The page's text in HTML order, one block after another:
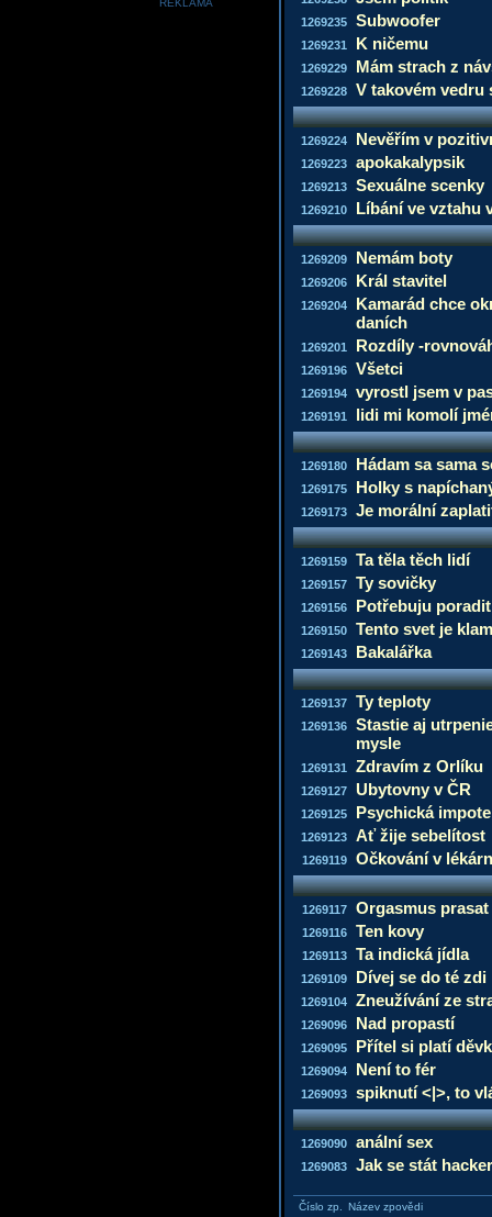
1269235 Subwoofer
1269231 K ničemu
1269229 Mám strach z
1269228 V takovém vedru
1269224 Nevěřím v
1269223 apokakalypsik
1269213 Sexuálne scenky
1269210 Líbání ve vztahu
1269209 Nemám boty
1269206 Král stavitel
1269204
Kamarád chce
daních
1269201 Rozdíly -
1269196 Všetci
1269194 vyrostl jsem v
1269191 lidi mi komolí
1269180 Hádam sa sama
1269175 Holky s
1269173 Je morální
1269159 Ta těla těch lidí
1269157 Ty sovičky
1269156 Potřebuju poradit
1269150 Tento svet je
1269143 Bakalářka
1269137 Ty teploty
1269136
Stastie aj
mysle
1269131 Zdravím z Orlíku
1269127 Ubytovny v ČR
1269125 Psychická
1269123 Ať žije sebelítost
1269119 Očkování v
1269117 Orgasmus
1269116 Ten kovy
1269113 Ta indická jídla
1269109 Dívej se do té zdi
1269104 Zneužívání ze
1269096 Nad propastí
1269095 Přítel si platí
1269094 Není to fér
1269093 spiknutí <|>, to
1269090 anální sex
1269083 Jak se stát
Číslo zp. Název zpovědi
REKLAMA